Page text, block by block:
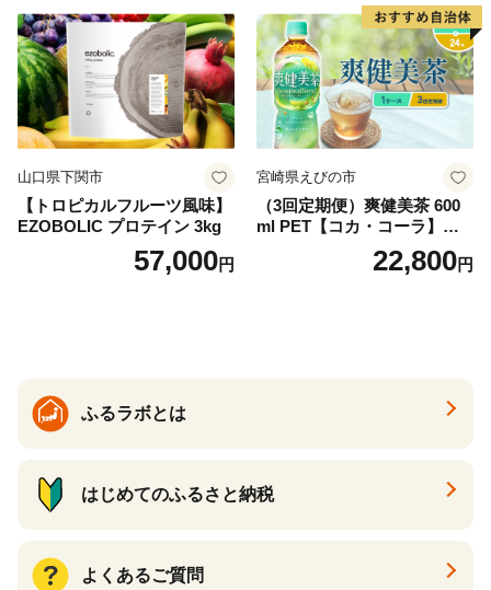
産 シリカ ミネラル 美容 備蓄
防災 長期保存 富士山 山梨県
忍野村
山口県下関市
【トロピカルフルーツ風味】
EZOBOLIC プロテイン 3kg
57,000円
宮崎県えびの市
（3回定期便）爽健美茶 600
ml PET【コカ・コーラ】ペ
ットボトル 1ケース(24本) 定
期便 3回(72本) セット お茶
22,800円
ふるラボとは
はじめてのふるさと納税
よくあるご質問